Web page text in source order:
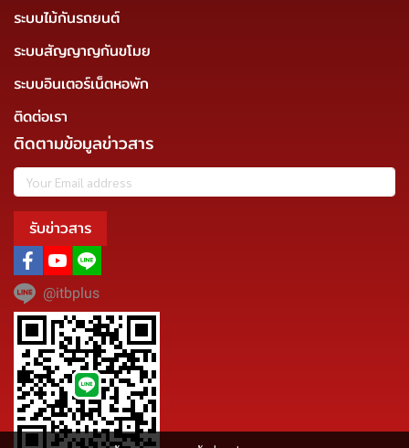
ระบบไม้กันรถยนต์
ระบบสัญญาญกันขโมย
ระบบอินเตอร์เน็ตหอพัก
ติดต่อเรา
ติดตามข้อมูลข่าวสาร
รับข่าวสาร
@itbplus